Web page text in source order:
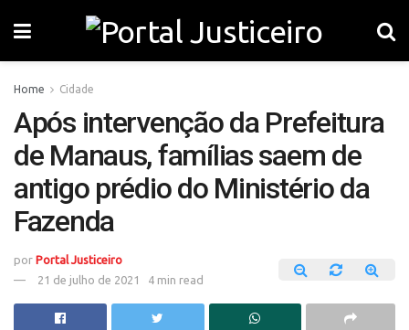
Home Cidade
Após intervenção da Prefeitura
de Manaus, famílias saem de
antigo prédio do Ministério da
Fazenda
por Portal Justiceiro
21 de julho de 2021
4 min read